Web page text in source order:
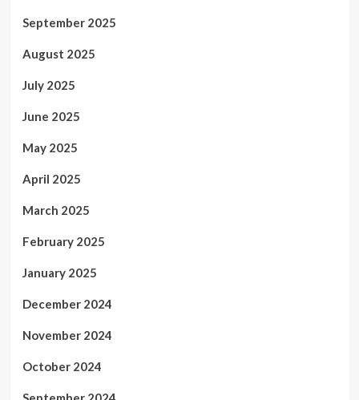
September 2025
August 2025
July 2025
June 2025
May 2025
April 2025
March 2025
February 2025
January 2025
December 2024
November 2024
October 2024